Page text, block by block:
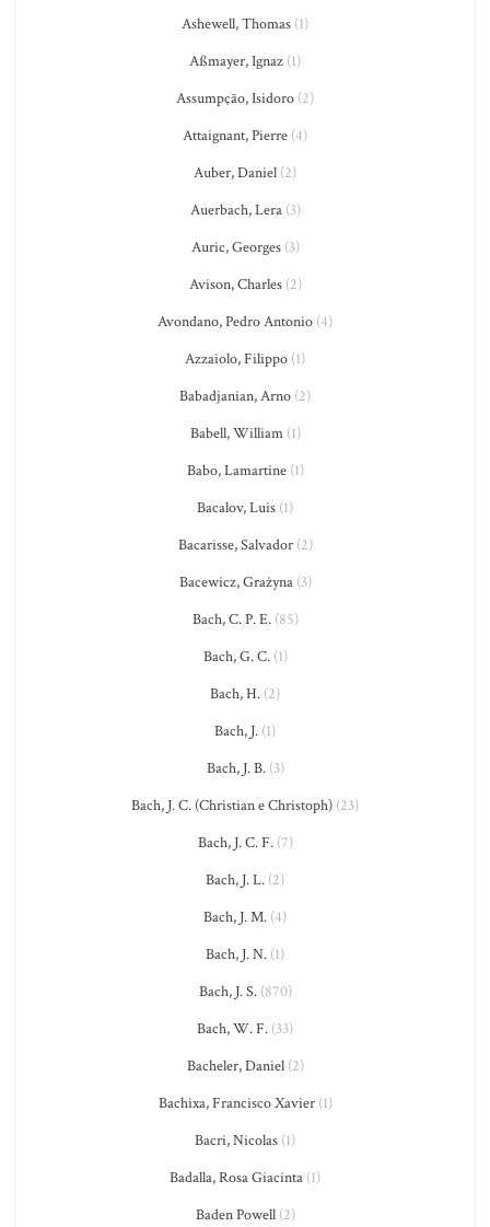
Ashewell, Thomas (1)
Aßmayer, Ignaz (1)
Assumpção, Isidoro (2)
Attaignant, Pierre (4)
Auber, Daniel (2)
Auerbach, Lera(3)
Auric, Georges(3)
Avison, Charles(2)
Avondano, Pedro Antonio (4)
Azzaiolo, Filippo (1)
Babadjanian, Arno (2)
Babell, William(1)
Babo, Lamartine(1)
Bacalov, Luis (1)
Bacarisse, Salvador(2)
Bacewicz, Grażyna(3)
Bach, C. P. E.(85)
Bach, G. C.(1)
Bach, H. (2)
Bach, J. (1)
Bach, J. B.(3)
Bach, J. C. (Christian e Christoph) (23)
Bach, J. C. F.(7)
Bach, J. L. (2)
Bach, J. M. (4)
Bach, J. N. (1)
Bach, J. S.(870)
Bach, W. F. (33)
Bacheler, Daniel(2)
Bachixa, Francisco Xavier(1)
Bacri, Nicolas (1)
Badalla, Rosa Giacinta (1)
Baden Powell(2)